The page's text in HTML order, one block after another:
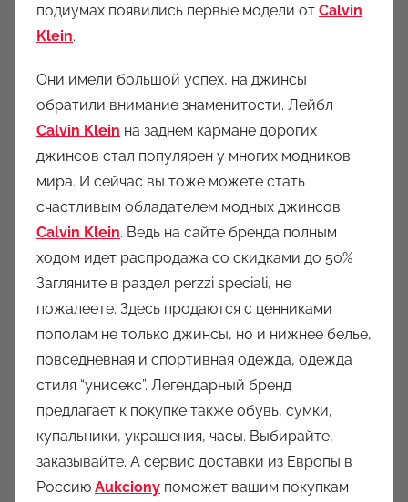
подиумах появились первые модели от Calvin
Klein.
Они имели большой успех, на джинсы
обратили внимание знаменитости. Лейбл
Calvin Klein на заднем кармане дорогих
джинсов стал популярен у многих модников
мира. И сейчас вы тоже можете стать
счастливым обладателем модных джинсов
Calvin Klein. Ведь на сайте бренда полным
ходом идет распродажа со скидками до 50%
Загляните в раздел perzzi speciali, не
пожалеете. Здесь продаются с ценниками
пополам не только джинсы, но и нижнее белье,
повседневная и спортивная одежда, одежда
стиля “унисекс”. Легендарный бренд
предлагает к покупке также обувь, сумки,
купальники, украшения, часы. Выбирайте,
заказывайте. А сервис доставки из Европы в
Россию Aukciony поможет вашим покупкам